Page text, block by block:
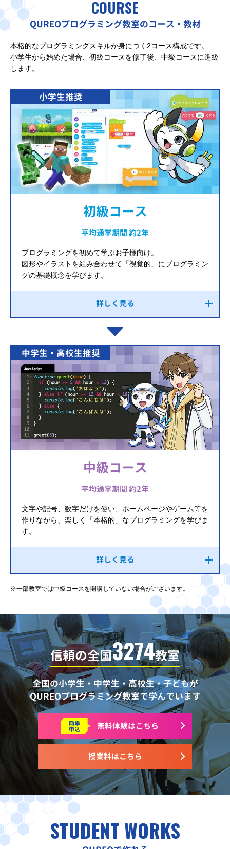
COURSE
QUREOプログラミング教室のコース・教材
本格的なプログラミングスキルが身につく2コース構成です。
小学生から始めた場合、初級コースを修了後、中級コースに進級
します。
小学生推奨
初級コース
平均通学期間 約2年
プログラミングを初めて学ぶお子様向け。
図形やイラストを組み合わせて「視覚的」にプログラミン
グの基礎概念を学びます。
詳しく見る
中学生・高校生推奨
中級コース
平均通学期間 約2年
文字や記号、数字だけを使い、ホームページやゲーム等を
作りながら、楽しく「本格的」なプログラミングを学びま
す。
詳しく見る
※一部教室では中級コースを開講していない場合がございます。
信頼の全国3274教室
全国の小学生・中学生・高校生・子どもが
QUREOプログラミング教室で学んでいます
授業料はこちら
簡単
申込 無料体験はこちら
STUDENT WORKS